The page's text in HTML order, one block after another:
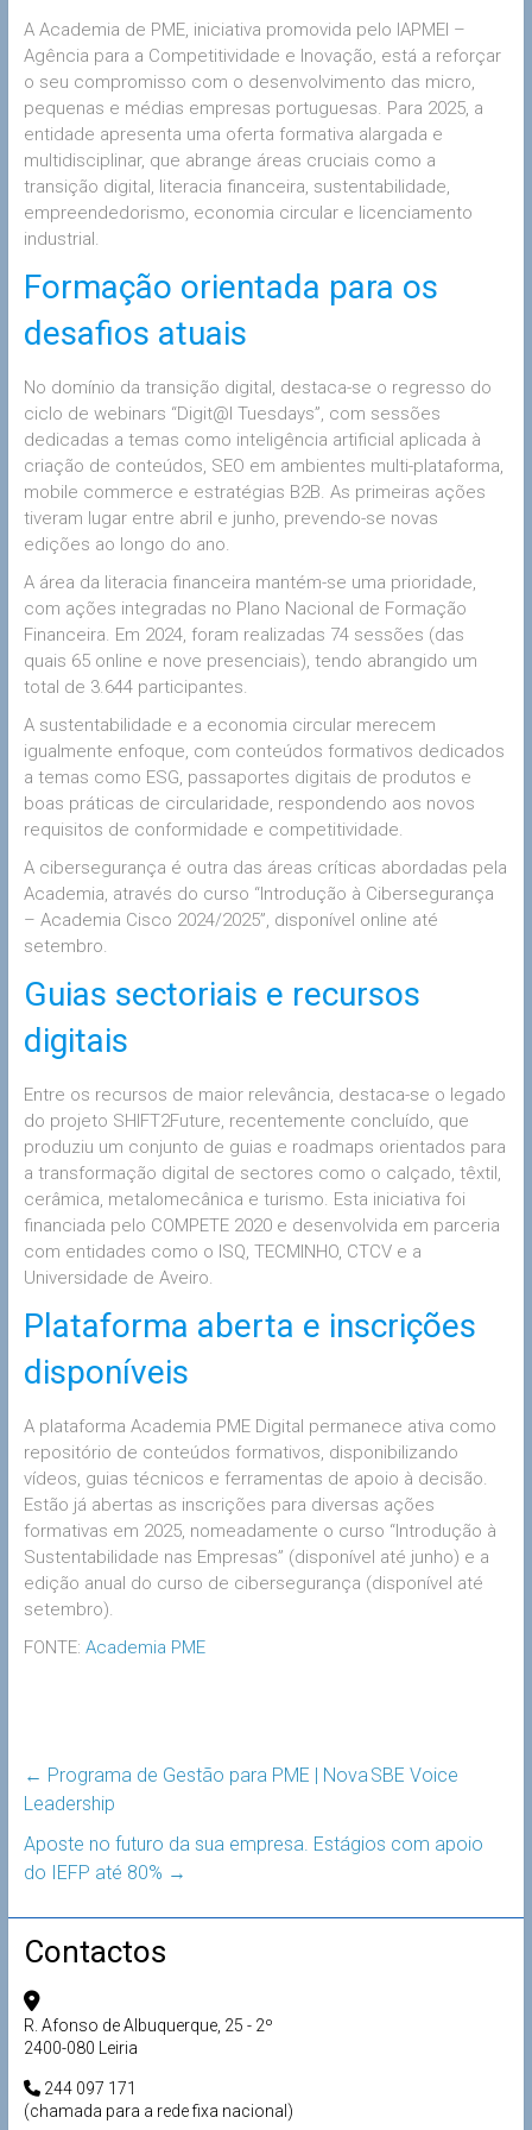
A Academia de PME, iniciativa promovida pelo IAPMEI –
Agência para a Competitividade e Inovação, está a reforçar
o seu compromisso com o desenvolvimento das micro,
pequenas e médias empresas portuguesas. Para 2025, a
entidade apresenta uma oferta formativa alargada e
multidisciplinar, que abrange áreas cruciais como a
transição digital, literacia financeira, sustentabilidade,
empreendedorismo, economia circular e licenciamento
industrial.
Formação orientada para os
desafios atuais
No domínio da transição digital, destaca-se o regresso do
ciclo de webinars “Digit@l Tuesdays”, com sessões
dedicadas a temas como inteligência artificial aplicada à
criação de conteúdos, SEO em ambientes multi-plataforma,
mobile commerce e estratégias B2B. As primeiras ações
tiveram lugar entre abril e junho, prevendo-se novas
edições ao longo do ano.
A área da literacia financeira mantém-se uma prioridade,
com ações integradas no Plano Nacional de Formação
Financeira. Em 2024, foram realizadas 74 sessões (das
quais 65 online e nove presenciais), tendo abrangido um
total de 3.644 participantes.
A sustentabilidade e a economia circular merecem
igualmente enfoque, com conteúdos formativos dedicados
a temas como ESG, passaportes digitais de produtos e
boas práticas de circularidade, respondendo aos novos
requisitos de conformidade e competitividade.
A cibersegurança é outra das áreas críticas abordadas pela
Academia, através do curso “Introdução à Cibersegurança
– Academia Cisco 2024/2025”, disponível online até
setembro.
Guias sectoriais e recursos
digitais
Entre os recursos de maior relevância, destaca-se o legado
do projeto SHIFT2Future, recentemente concluído, que
produziu um conjunto de guias e roadmaps orientados para
a transformação digital de sectores como o calçado, têxtil,
cerâmica, metalomecânica e turismo. Esta iniciativa foi
financiada pelo COMPETE 2020 e desenvolvida em parceria
com entidades como o ISQ, TECMINHO, CTCV e a
Universidade de Aveiro.
Plataforma aberta e inscrições
disponíveis
A plataforma Academia PME Digital permanece ativa como
repositório de conteúdos formativos, disponibilizando
vídeos, guias técnicos e ferramentas de apoio à decisão.
Estão já abertas as inscrições para diversas ações
formativas em 2025, nomeadamente o curso “Introdução à
Sustentabilidade nas Empresas” (disponível até junho) e a
edição anual do curso de cibersegurança (disponível até
setembro).
FONTE: Academia PME
← Programa de Gestão para PME | Nova SBE Voice
Leadership
Aposte no futuro da sua empresa. Estágios com apoio
do IEFP até 80% →
Contactos
R. Afonso de Albuquerque, 25 - 2º
2400-080 Leiria
244 097 171
(chamada para a rede fixa nacional)